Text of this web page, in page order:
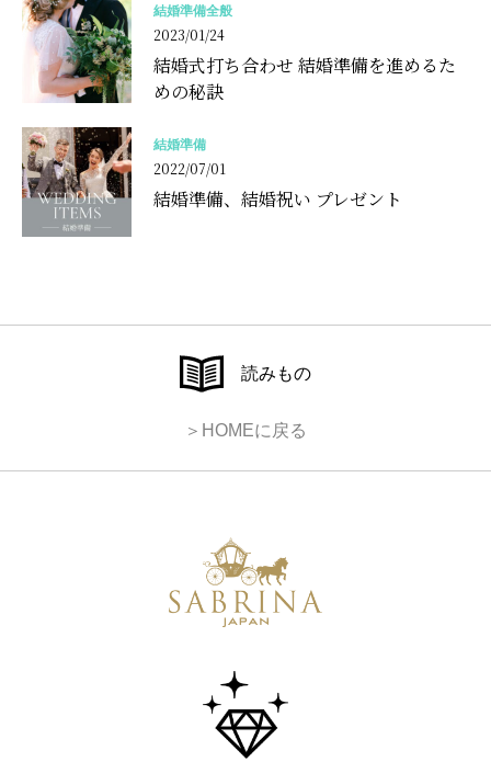
結婚準備全般
2023/01/24
結婚式打ち合わせ 結婚準備を進めるた
めの秘訣
結婚準備
2022/07/01
結婚準備、結婚祝い プレゼント
読みもの
＞HOMEに戻る